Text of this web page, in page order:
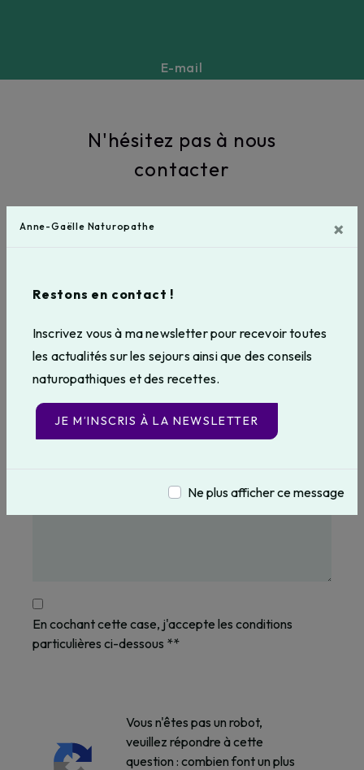
Anne-Gaëlle Naturopathe ×
Restons en contact !
Inscrivez vous à ma newsletter pour recevoir toutes
les actualités sur les sejours ainsi que des conseils
naturopathiques et des recettes.
JE M’INSCRIS À LA NEWSLETTER
Ne plus afficher ce message
E-mail
N'hésitez pas à nous
contacter
En cochant cette case, j'accepte les conditions
particulières ci-dessous **
Vous n'êtes pas un robot,
veuillez répondre à cette
question : combien font un plus